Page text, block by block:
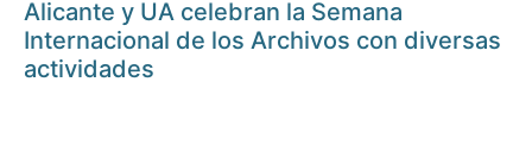
Alicante y UA celebran la Semana
Internacional de los Archivos con diversas
actividades